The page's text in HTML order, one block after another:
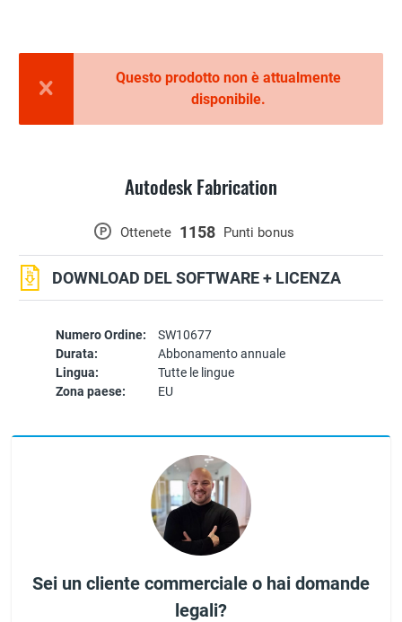
Questo prodotto non è attualmente
disponibile.
Autodesk Fabrication
Numero Ordine:
SW10677
Durata:
Abbonamento annuale
Lingua:
Tutte le lingue
Zona paese:
EU
P Ottenete 1158 Punti bonus
DOWNLOAD DEL SOFTWARE + LICENZA
Sei un cliente commerciale o hai domande
legali?